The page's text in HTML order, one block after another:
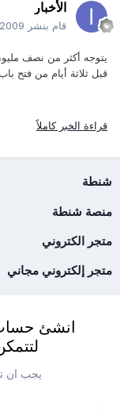
الأخبار
قام بنشر
يتوجه أكثر من نصف
قبل ثلاثة أيام من فتح
قراءة الخبر كاملاً
شنطة
منصة شنطة
متجر الكتروني
متجر إلكتروني مجاني
انشئ
يجب ان